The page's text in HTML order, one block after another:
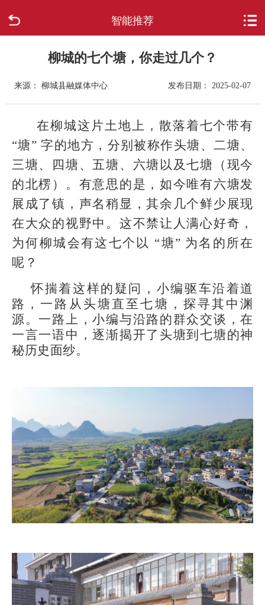
智能推荐
新闻中心
政府信息公开
网上办事
互动回应
数据专题
柳城的七个塘，你走过几个？
来源： 柳城县融媒体中心 发布日期： 2025-02-07
在柳城这片土地上，散落着七个带有
“塘” 字的地方，分别被称作头塘、二塘、
三塘、四塘、五塘、六塘以及七塘（现今
的北楞）。有意思的是，如今唯有六塘发
展成了镇，声名稍显，其余几个鲜少展现
在大众的视野中。这不禁让人满心好奇，
为何柳城会有这七个以 “塘” 为名的所在
呢？
怀揣着这样的疑问，小编驱车沿着道
路，一路从头塘直至七塘，探寻其中渊
源。一路上，小编与沿路的群众交谈，在
一言一语中，逐渐揭开了头塘到七塘的神
秘历史面纱。